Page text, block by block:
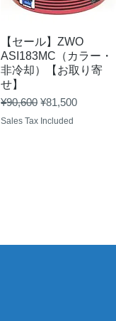
Quick View
【セール】ZWO
ASI183MC（カラー・
非冷却）【お取り寄
せ】
Regular Price
¥90,600 Sale Price
¥81,500
Sales Tax Included